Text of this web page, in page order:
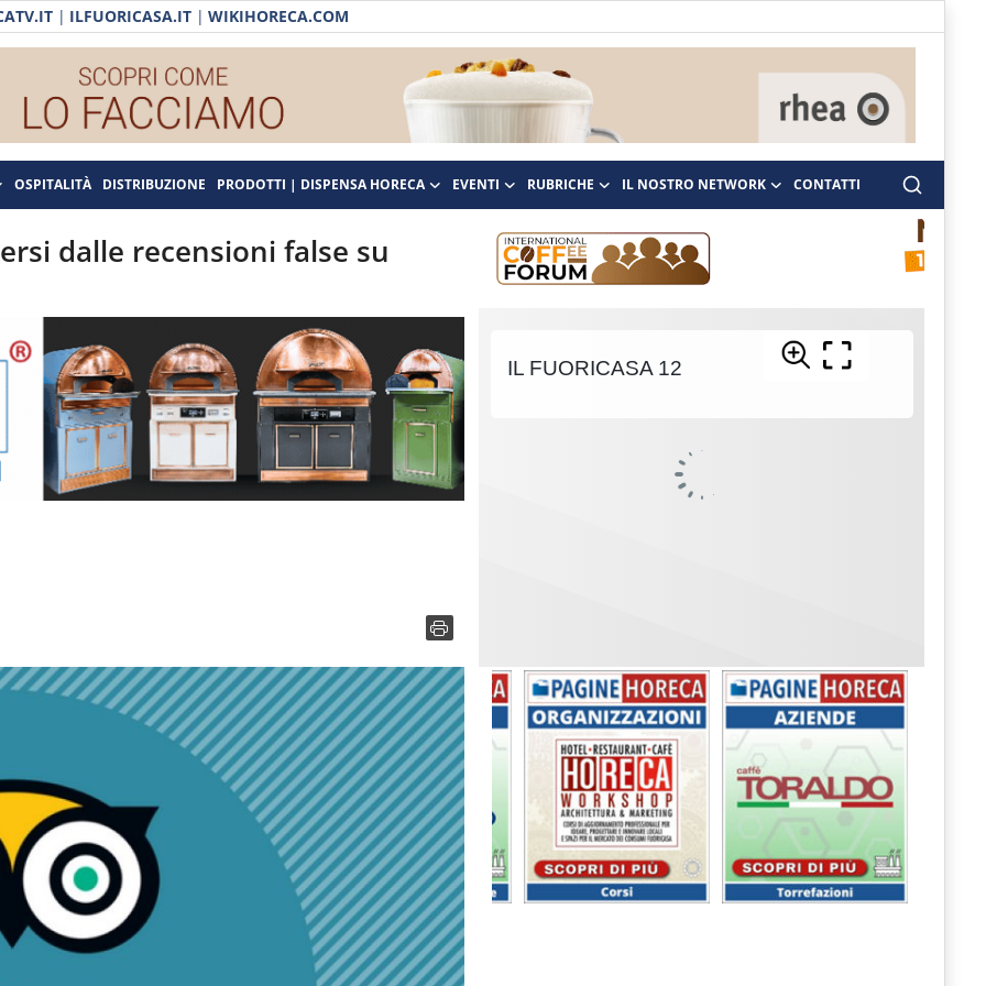
| ILFUORICASA.IT | WIKIHORECA.COM
OSPITALITÀ DISTRIBUZIONE PRODOTTI | DISPENSA HORECA EVENTI RUBRICHE IL NOSTRO NETWORK CONTATTI
dalle recensioni false su